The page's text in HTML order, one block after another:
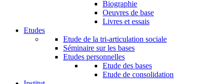
Biographie
Oeuvres de base
Livres et essais
Etudes
Etude de la tri-articulation sociale
Séminaire sur les bases
Etudes personnelles
Etude des bases
Etude de consolidation